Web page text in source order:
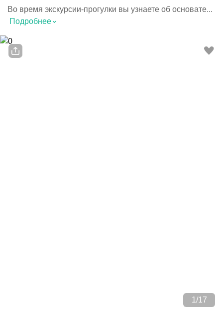
Во время экскурсии-прогулки вы узнаете об основате...
Подробнее⌃
1 /17